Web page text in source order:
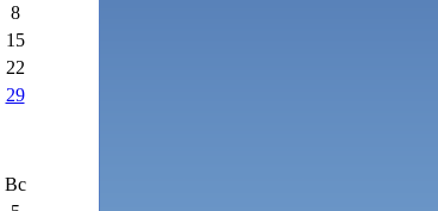
8
15
22
29
Вс